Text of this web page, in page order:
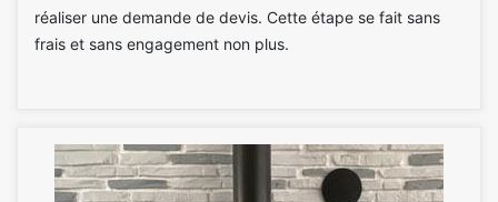
réaliser une demande de devis. Cette étape se fait sans
frais et sans engagement non plus.